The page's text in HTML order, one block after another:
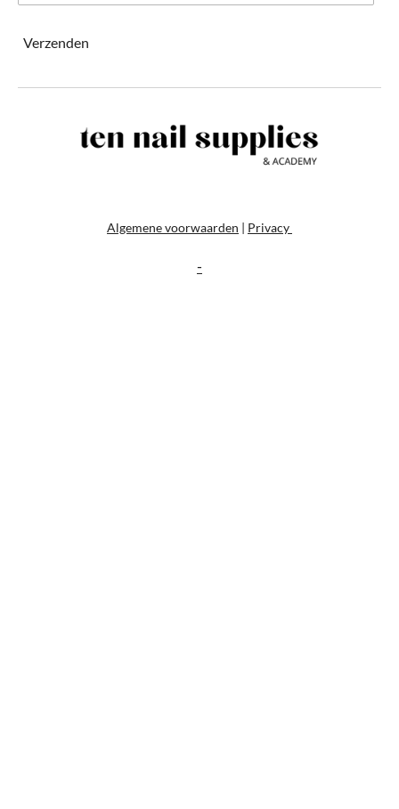
Verzenden
Algemene voorwaarden | Privacy
-